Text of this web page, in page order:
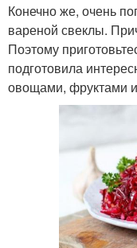
Конечно же, очень
вареной свеклы.
Поэтому
подготовила
овощами, фруктами